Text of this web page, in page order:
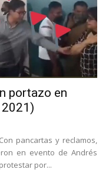
portazo en
2021)
pancartas y reclamos,
en evento de Andrés
por...